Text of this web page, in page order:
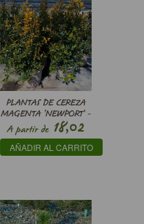
PLANTAS DE CEREZA
MAGENTA ’NEWPORT’ -
SYZYGIUM
PANICULATUM
'NEWPORT'
A partir de18,02
€
AÑADIR AL CARRITO